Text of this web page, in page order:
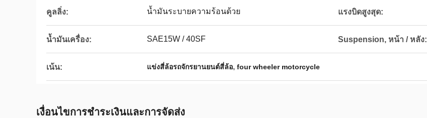
คูลลิ่ง: น้ำมันระบายความร้อนด้วย แรงบิดสูงสุด:
น้ำมันเครื่อง: SAE15W / 40SF Suspension, หน้า / หลัง:
เน้น: แข่งสี่ล้อรถจักรยานยนต์สี่ล้อ, four wheeler motorcycle
เงื่อนไขการชําระเงินและการจัดส่ง